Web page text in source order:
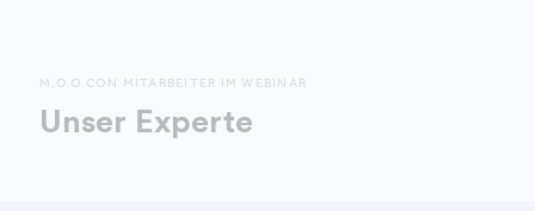
M.O.O.CON MITARBEITER IM WEBINAR
Unser Experte